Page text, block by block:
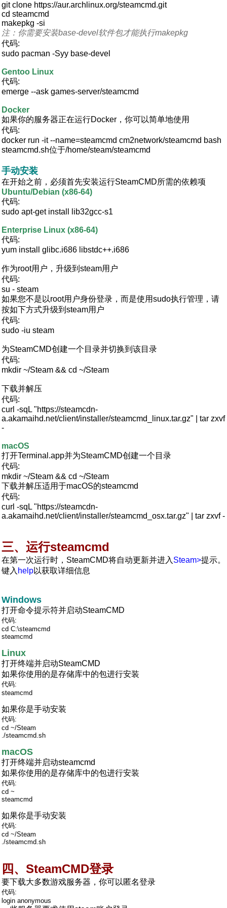
git clone https://aur.archlinux.org/steamcmd.git
cd steamcmd
makepkg -si
注：你需要安装base-devel软件包才能执行makepkg
代码:
sudo pacman -Syy base-devel
Gentoo Linux
代码:
emerge --ask games-server/steamcmd
Docker
如果你的服务器正在运行Docker，你可以简单地使用
代码:
docker run -it --name=steamcmd cm2network/steamcmd bash
steamcmd.sh位于/home/steam/steamcmd
手动安装
在开始之前，必须首先安装运行SteamCMD所需的依赖项
Ubuntu/Debian (x86-64)
代码:
sudo apt-get install lib32gcc-s1
Enterprise Linux (x86-64)
代码:
yum install glibc.i686 libstdc++.i686
作为root用户，升级到steam用户
代码:
su - steam
如果您不是以root用户身份登录，而是使用sudo执行管理，请
按如下方式升级到steam用户
代码:
sudo -iu steam
为SteamCMD创建一个目录并切换到该目录
代码:
mkdir ~/Steam && cd ~/Steam
下载并解压
代码:
curl -sqL "https://steamcdn-
a.akamaihd.net/client/installer/steamcmd_linux.tar.gz" | tar zxvf
-
macOS
打开Terminal.app并为SteamCMD创建一个目录
代码:
mkdir ~/Steam && cd ~/Steam
下载并解压适用于macOS的steamcmd
代码:
curl -sqL "https://steamcdn-
a.akamaihd.net/client/installer/steamcmd_osx.tar.gz" | tar zxvf -
三、运行steamcmd
在第一次运行时，SteamCMD将自动更新并进入 Steam>提示。
键入 help以获取详细信息
Windows
打开命令提示符并启动SteamCMD
代码:
cd C:\steamcmd
steamcmd
Linux
打开终端并启动SteamCMD
如果你使用的是存储库中的包进行安装
代码:
steamcmd
如果你是手动安装
代码:
cd ~/Steam
./steamcmd.sh
macOS
打开终端并启动steamcmd
如果你使用的是存储库中的包进行安装
代码:
cd ~
steamcmd
如果你是手动安装
代码:
cd ~/Steam
./steamcmd.sh
四、SteamCMD登录
要下载大多数游戏服务器，你可以匿名登录
代码:
login anonymous